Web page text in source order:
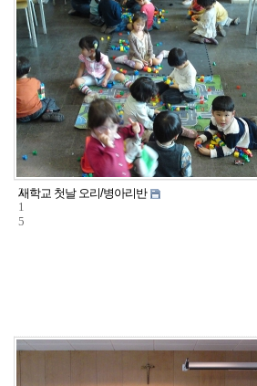
3
1
5
새학교 첫날 오리/병아리반